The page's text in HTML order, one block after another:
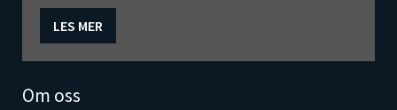
LES MER
Om oss